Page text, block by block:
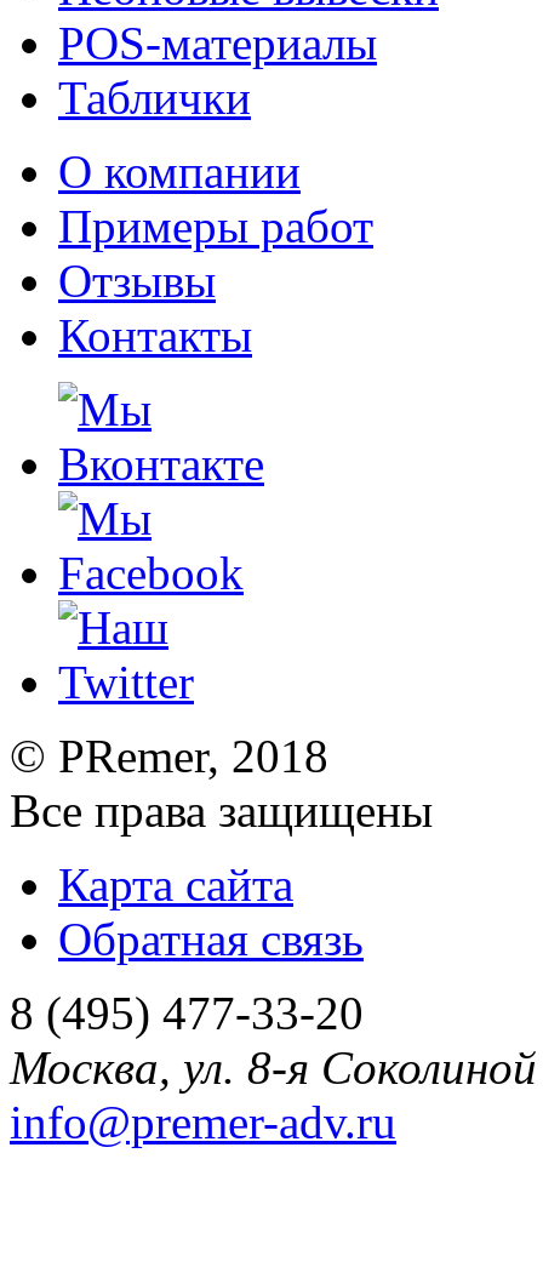
POS-материалы
Таблички
О компании
Примеры работ
Отзывы
Контакты
© PRemer, 2018
Все права защищены
Карта сайта
Обратная связь
8 (495) 477-33-20
Москва, ул. 8-я
info@premer-adv.ru